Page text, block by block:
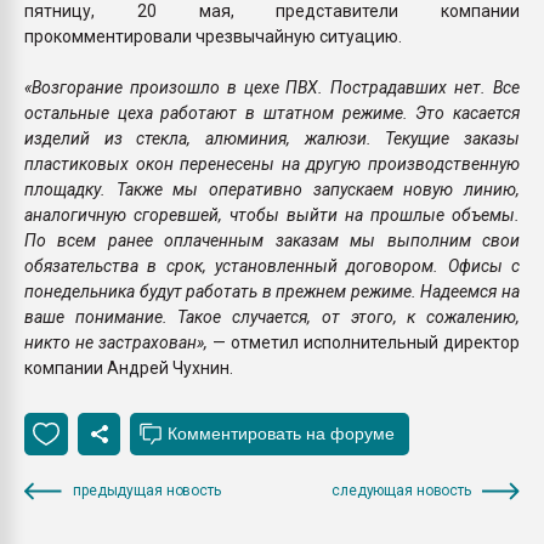
пятницу, 20 мая, представители компании
прокомментировали чрезвычайную ситуацию.
«Возгорание произошло в цехе ПВХ. Пострадавших нет. Все
остальные цеха работают в штатном режиме. Это касается
изделий из стекла, алюминия, жалюзи. Текущие заказы
пластиковых окон перенесены на другую производственную
площадку. Также мы оперативно запускаем новую линию,
аналогичную сгоревшей, чтобы выйти на прошлые объемы.
По всем ранее оплаченным заказам мы выполним свои
обязательства в срок, установленный договором. Офисы с
понедельника будут работать в прежнем режиме. Надеемся на
ваше понимание. Такое случается, от этого, к сожалению,
никто не застрахован», — отметил исполнительный директор
компании Андрей Чухнин.
предыдущая новость следующая новость